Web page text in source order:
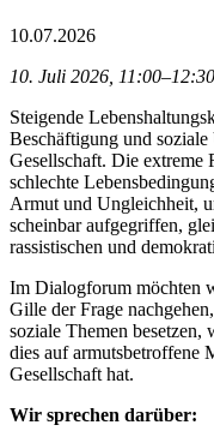
10.07.2026
10. Juli 2026,
Steigende
Beschäftigung und
Gesellschaft. Die extreme
schlechte
Armut und Ungleichheit,
scheinbar aufgegriffen,
rassistischen und
Im Dialogforum möchten
Gille der Frage
soziale Themen
dies auf armutsbetroffene
Gesellschaft hat.
Wir sprechen darüber: